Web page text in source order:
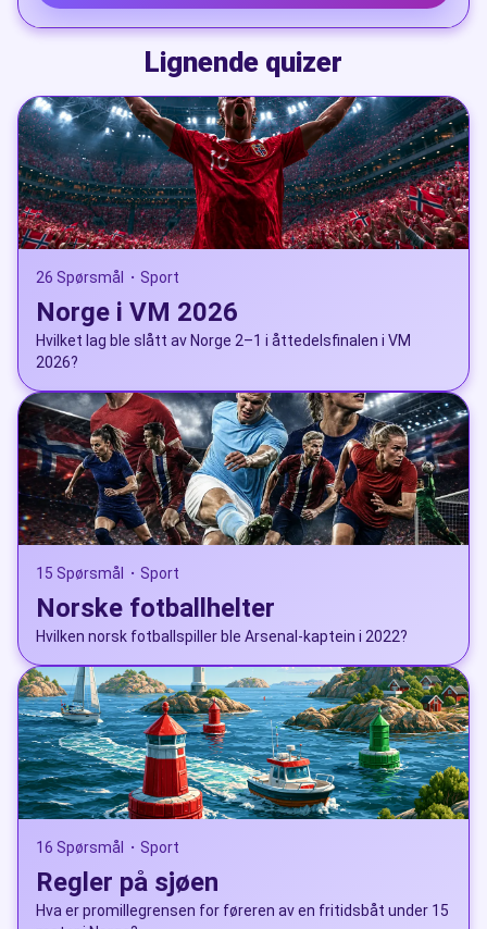
Mexico City, Guadalajara og Monterrey
Lignende quizer
26 Spørsmål • Sport
Norge i VM 2026
Hvilket lag ble slått av Norge 2–1 i åttedelsfinalen i VM
2026?
15 Spørsmål • Sport
Norske fotballhelter
Hvilken norsk fotballspiller ble Arsenal-kaptein i 2022?
16 Spørsmål • Sport
Regler på sjøen
Hva er promillegrensen for føreren av en fritidsbåt under 15